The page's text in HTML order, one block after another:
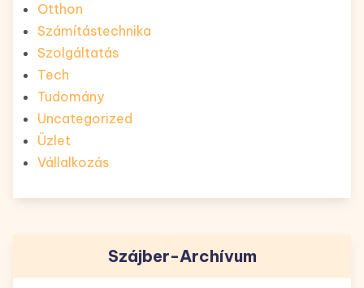
Otthon
Számítástechnika
Szolgáltatás
Tech
Tudomány
Uncategorized
Üzlet
Vállalkozás
Szájber-Archívum